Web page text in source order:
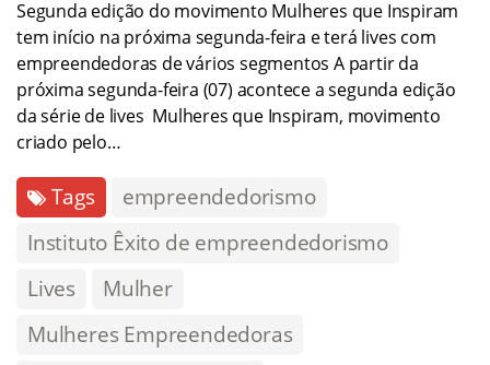
Segunda edição do movimento Mulheres que Inspiram
tem início na próxima segunda-feira e terá lives com
empreendedoras de vários segmentos A partir da
próxima segunda-feira (07) acontece a segunda edição
da série de lives Mulheres que Inspiram, movimento
criado pelo…
Tags
empreendedorismo
Instituto Êxito de empreendedorismo
Lives
Mulher
Mulheres Empreendedoras